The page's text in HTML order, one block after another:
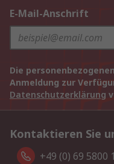
E-Mail-Anschrift
Die
Anmeldung zur
Datenschutzerklärung
Kontaktieren Sie
+49 (0) 69 5800